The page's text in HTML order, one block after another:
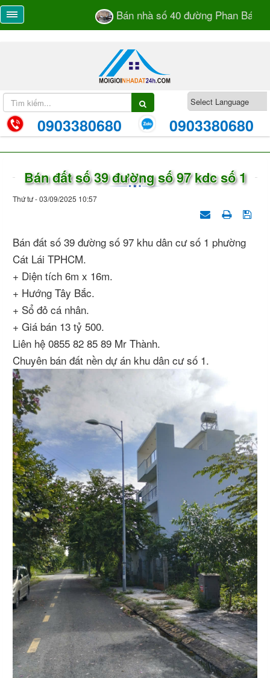
Bán nhà số 40 đường Phan Bá Vành
0903380680 0903380680
Bán đất số 39 đường số 97 kdc số 1
Thứ tư - 03/09/2025 10:57
Bán đất số 39 đường số 97 khu dân cư số 1 phường
Cát Lái TPHCM.
+ Diện tích 6m x 16m.
+ Hướng Tây Bắc.
+ Sổ đỏ cá nhân.
+ Giá bán 13 tỷ 500.
Liên hệ 0855 82 85 89 Mr Thành.
Chuyên bán đất nền dự án khu dân cư số 1.